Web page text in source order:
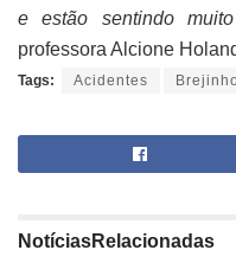
e estão sentindo
professora Alcione
Tags: Acidentes Brejinho
NotíciasRelacionadas